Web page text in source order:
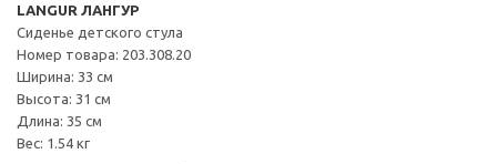
LANGUR ЛАНГУР
Сиденье детского стула
Номер товара: 203.308.20
Ширина: 33 см
Высота: 31 см
Длина: 35 см
Вес: 1.54 кг